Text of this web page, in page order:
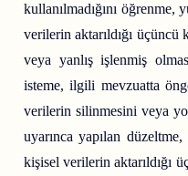
kullanılmadığını öğrenme,
verilerin aktarıldığı
veya yanlış işlenmiş
isteme, ilgili mevzuatta
verilerin silinmesini veya
uyarınca yapılan
kişisel verilerin aktarıldığı